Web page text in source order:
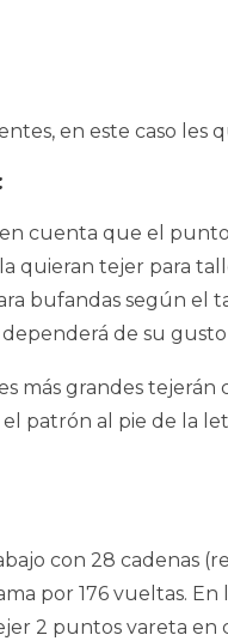
en este caso les
cuenta que el
quieran tejer para
bufandas según el
de su
más grandes
patrón al pie de la
con 28 cadenas
por 176 vueltas. En
2 puntos vareta en